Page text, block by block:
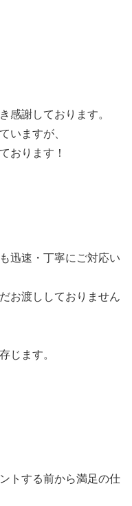
感謝しております。
いますが、
おります！
迅速・丁寧にご対応い
お渡ししておりません
じます。
トする前から満足の仕